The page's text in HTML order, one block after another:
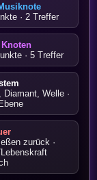
· 2 Treffer
· 5 Treffer
Welle ·
zurück ·